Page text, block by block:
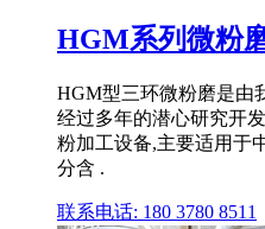
HGM系列微粉
HGM型三环微粉磨是由
经过多年的潜心研究开
粉加工设备,主要适用于
分含 .
联系电话: 180 3780 8511